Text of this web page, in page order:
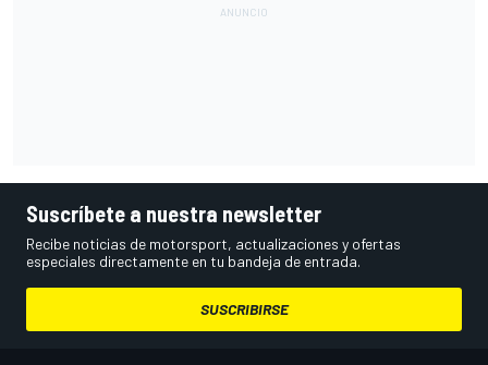
Suscríbete a nuestra newsletter
Recibe noticias de motorsport, actualizaciones y ofertas
especiales directamente en tu bandeja de entrada.
SUSCRIBIRSE